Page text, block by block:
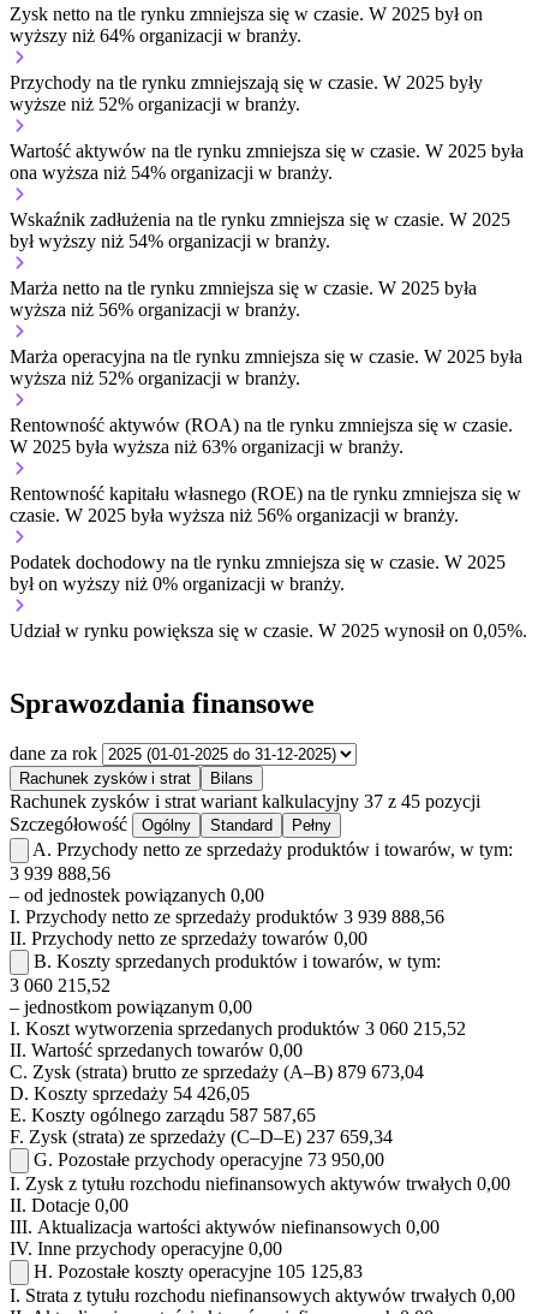
Zysk netto na tle rynku zmniejsza się w czasie. W 2025 był on
wyższy niż 64% organizacji w branży.
Przychody na tle rynku zmniejszają się w czasie. W 2025 były
wyższe niż 52% organizacji w branży.
Wartość aktywów na tle rynku zmniejsza się w czasie. W 2025 była
ona wyższa niż 54% organizacji w branży.
Wskaźnik zadłużenia na tle rynku zmniejsza się w czasie. W 2025
był wyższy niż 54% organizacji w branży.
Marża netto na tle rynku zmniejsza się w czasie. W 2025 była
wyższa niż 56% organizacji w branży.
Marża operacyjna na tle rynku zmniejsza się w czasie. W 2025 była
wyższa niż 52% organizacji w branży.
Rentowność aktywów (ROA) na tle rynku zmniejsza się w czasie.
W 2025 była wyższa niż 63% organizacji w branży.
Rentowność kapitału własnego (ROE) na tle rynku zmniejsza się w
czasie. W 2025 była wyższa niż 56% organizacji w branży.
Podatek dochodowy na tle rynku zmniejsza się w czasie. W 2025
był on wyższy niż 0% organizacji w branży.
Udział w rynku powiększa się w czasie. W 2025 wynosił on 0,05%.
Sprawozdania finansowe
dane za rok
Rachunek zysków i strat Bilans
Rachunek zysków i strat wariant kalkulacyjny 37 z 45 pozycji
Szczegółowość
Ogólny Standard Pełny
A. Przychody netto ze sprzedaży produktów i towarów, w tym:
3 939 888,56
– od jednostek powiązanych 0,00
I. Przychody netto ze sprzedaży produktów 3 939 888,56
II. Przychody netto ze sprzedaży towarów 0,00
B. Koszty sprzedanych produktów i towarów, w tym:
3 060 215,52
– jednostkom powiązanym 0,00
I. Koszt wytworzenia sprzedanych produktów 3 060 215,52
II. Wartość sprzedanych towarów 0,00
C. Zysk (strata) brutto ze sprzedaży (A–B) 879 673,04
D. Koszty sprzedaży 54 426,05
E. Koszty ogólnego zarządu 587 587,65
F. Zysk (strata) ze sprzedaży (C–D–E) 237 659,34
G. Pozostałe przychody operacyjne 73 950,00
I. Zysk z tytułu rozchodu niefinansowych aktywów trwałych 0,00
II. Dotacje 0,00
III. Aktualizacja wartości aktywów niefinansowych 0,00
IV. Inne przychody operacyjne 0,00
H. Pozostałe koszty operacyjne 105 125,83
I. Strata z tytułu rozchodu niefinansowych aktywów trwałych 0,00